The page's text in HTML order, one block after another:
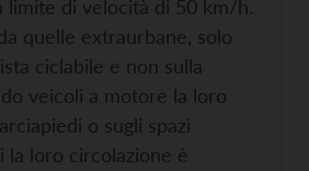
limite di velocità di 50 km/h.
quelle extraurbane, solo
ciclabile e non sulla
veicoli a motore la loro
o sugli spazi
la loro circolazione è